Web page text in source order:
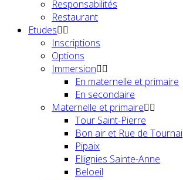
Responsabilités
Restaurant
Etudes
Inscriptions
Options
Immersion
En maternelle et primaire
En secondaire
Maternelle et primaire
Tour Saint-Pierre
Bon air et Rue de Tournai
Pipaix
Ellignies Sainte-Anne
Beloeil